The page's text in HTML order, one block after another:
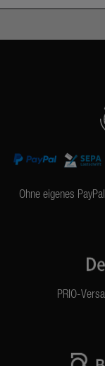
Ohne eigenes
PRIO-